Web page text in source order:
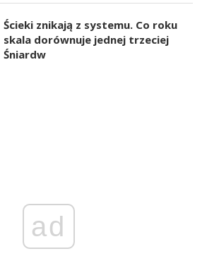
Ścieki znikają z systemu. Co roku
skala dorównuje jednej trzeciej
Śniardw
ad